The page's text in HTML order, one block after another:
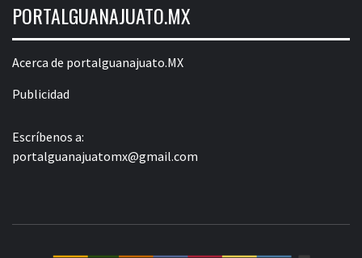
PORTALGUANAJUATO.MX
Acerca de portalguanajuato.MX
Publicidad
Escríbenos a:
portalguanajuatomx@gmail.com